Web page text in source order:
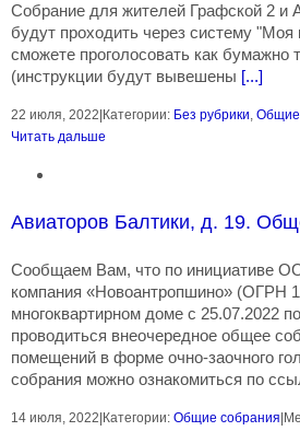
Собрание для жителей Графской 2 и
будут проходить через систему "Моя
сможете проголосовать как бумажно
(инструкции будут вывешены [...]
22 июля, 2022 Категории: Без рубрики, Общие
Читать дальше
Авиаторов Балтики, д. 19.
Сообщаем Вам, что по инициативе
компания «Новоантропшино» (ОГРН
многоквартирном доме с 25.07.2022
проводиться внеочередное общее
помещений в форме очно-заочного
собрания можно ознакомиться по
14 июля, 2022 Категории: Общие собрания